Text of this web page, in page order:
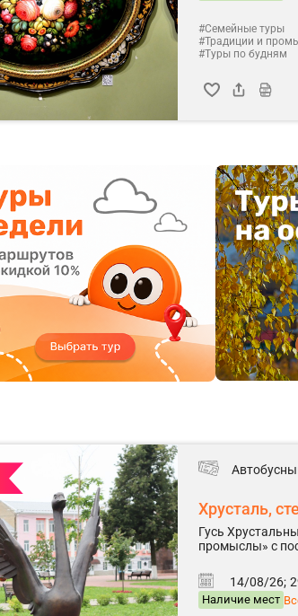
#Семейные туры
#Традиции и
#Туры по будням
Хрусталь,
Гусь
промыслы» с
14/08/26;
Наличие мест